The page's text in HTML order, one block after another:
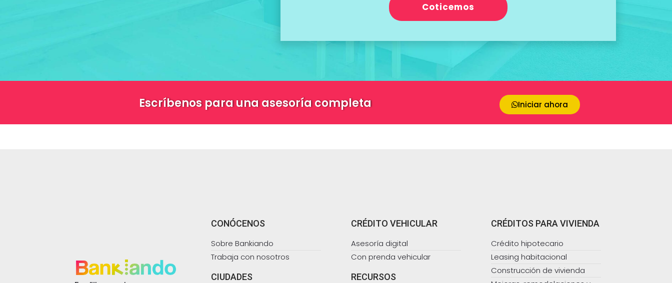
Coticemos
Escríbenos para una asesoría completa Iniciar ahora
CONÓCENOS
Sobre Bankiando
Trabaja con nosotros
CIUDADES
CRÉDITO VEHICULAR
Asesoría digital
Con prenda vehicular
RECURSOS
CRÉDITOS PARA VIVIENDA
Crédito hipotecario
Leasing habitacional
Construcción de vivienda